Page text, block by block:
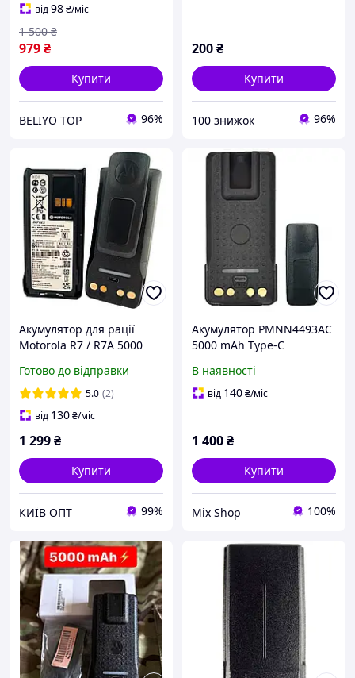
від98₴/міс
979₴
1 500 ₴
Купити
BELIYO TOP 96%
200₴
Купити
100 знижок 96%
Акумулятор для рації
Motorola R7 / R7A 5000
батарея для рації
Motorola R7, посилений
АКБ
Готово до відправки
5.0 (2)
від 130₴/міс
1 299₴
Купити
КИЇВ ОПТ 99%
Акумулятор PMNN4493AC
5000 mAh Type-C
Motorola DP
В наявності
від 140₴/міс
1 400₴
Купити
Mix Shop 100%